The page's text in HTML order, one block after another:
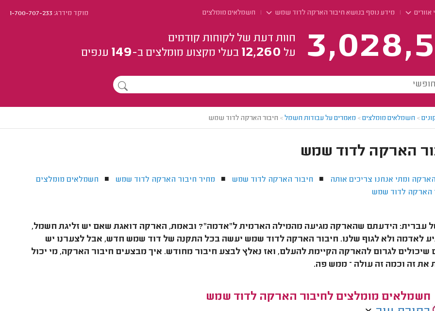
מידע נוסף בנושא חיבור הארקה לדוד שמש חשמלאים מומלצים מוקד מידרג:1-700-707-233
חוות דעת של לקוחות קודמים
על 12,260 בעלי מקצוע מומלצים ב-149 ענפים
> חשמלאים מומלצים> מאמרים על עבודות חשמל> חיבור הארקה לדוד שמש
הארקה לדוד שמש
ומתי אנחנו צריכים אותה ■ חיבור הארקה לדוד שמש ■ מחיר חיבור הארקה לדוד שמש ■ חשמלאים מומלצים
הארקה לדוד שמש
עברית: הידעתם שהארקה מגיעה מהמילה הארמית ל"אדמה"? ובאמת, הארקה דואגת שאם יש זליגת חשמל,
לאדמה ולא לגוף שלנו. חיבור הארקה לדוד שמש יעשה בכל התקנה של דוד שמש חדש, אבל לצערנו יש
שיכולים לגרום להארקה הקיימת להעלם, ואז נאלץ לבצע חיבור מחודש. איך מבצעים חיבור הארקה, מי יכול
את זה וכמה זה עולה – ממש פה.
חשמלאים מומלצים לחיבור הארקה לדוד שמש